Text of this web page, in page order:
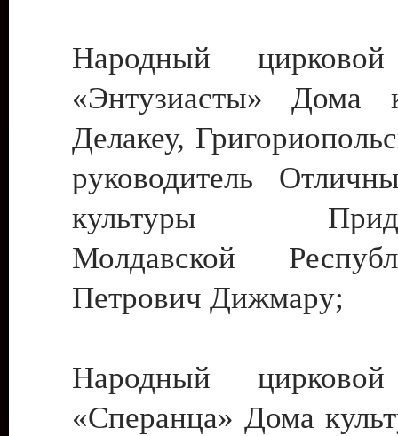
Народный цирковой
«Энтузиасты» Дома
Делакеу,
руководитель
культуры
Молдавской
Петрович Дижмару;
Народный цирковой
«Сперанца» Дома